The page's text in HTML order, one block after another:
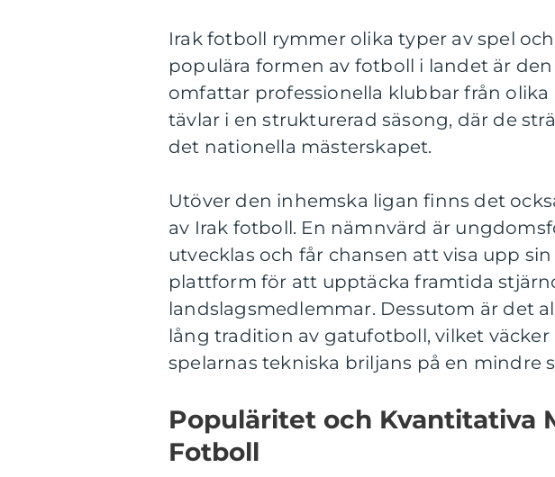
Irak fotboll rymmer olika typer av spel
populära formen av fotboll i landet är
omfattar professionella klubbar från olika
tävlar i en strukturerad säsong, där de
det nationella mästerskapet.
Utöver den inhemska ligan finns det
av Irak fotboll. En nämnvärd är
utvecklas och får chansen att visa upp
plattform för att upptäcka framtida
landslagsmedlemmar. Dessutom är det
lång tradition av gatufotboll, vilket
spelarnas tekniska briljans på en mindre
Populäritet och Kvantitativa
Fotboll